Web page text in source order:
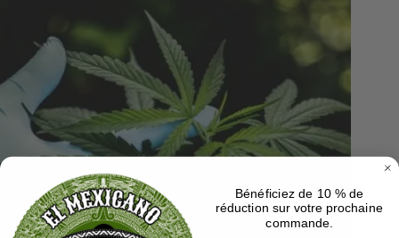
Bénéficiez de 10 % de
réduction sur votre prochaine
commande.